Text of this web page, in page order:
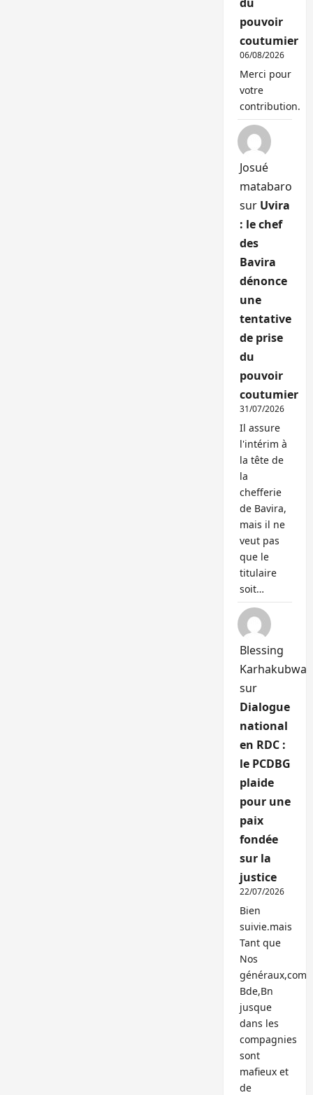
pouvoir
coutumier
06/08/2026
Merci pour
votre
contribution.
Josué
matabaro
sur Uvira
: le chef
des
Bavira
dénonce
une
tentative
de prise
du
pouvoir
coutumier
31/07/2026
Il assure
l'intérim à
la tête de
la
chefferie
de Bavira,
mais il ne
veut pas
que le
titulaire
soit…
Blessing
Karhakubwa
sur
Dialogue
national
en RDC :
le PCDBG
plaide
pour une
paix
fondée
sur la
justice
22/07/2026
Bien
suivie.mais
Tant que
Nos
généraux,com
Bde,Bn
jusque
dans les
compagnies
sont
mafieux et
de